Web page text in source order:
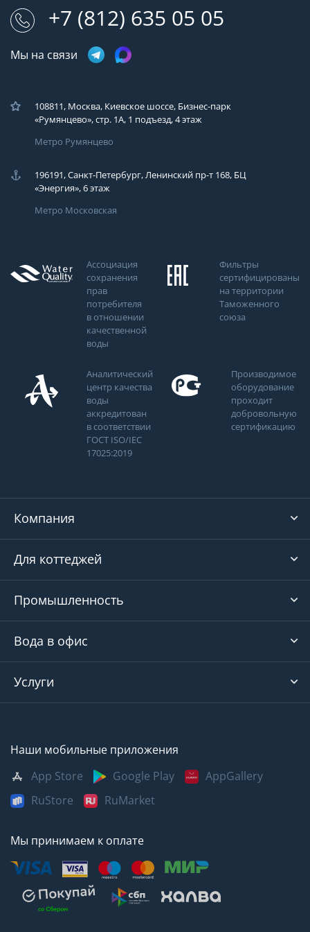
+7 (812) 635 05 05
Мы на связи
108811, Москва, Киевское шоссе, Бизнес-парк
«Румянцево», стр. 1А, 1 подъезд, 4 этаж
Метро Румянцево
196191, Санкт-Петербург, Ленинский пр-т 168, БЦ
«Энергия», 6 этаж
Метро Московская
Ассоциация
сохранения
прав
потребителя
в отношении
качественной
воды
Фильтры
сертифицированы
на территории
Таможенного
союза
Аналитический
центр качества
воды
аккредитован
в соответствии
ГОСТ ISO/IEC
17025:2019
Производимое
оборудование
проходит
добровольную
сертификацию
Компания
Для коттеджей
Промышленность
Вода в офис
Услуги
Наши мобильные приложения
App Store
Google Play
AppGallery
RuStore
RuMarket
Мы принимаем к оплате